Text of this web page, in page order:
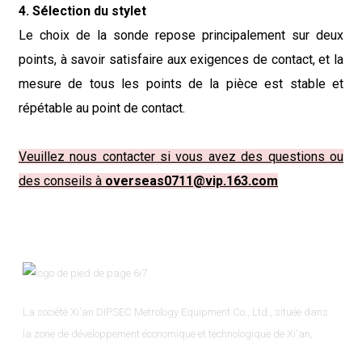
4. Sélection du stylet
Le choix de la sonde repose principalement sur deux
points, à savoir satisfaire aux exigences de contact, et la
mesure de tous les points de la pièce est stable et
répétable au point de contact.
Veuillez nous contacter si vous avez des questions ou
des conseils à overseas0711@vip.163.com
La société Xi'an DIPSEC Metrology Equipment Co., Ltd., située dans
la zone de développement économique et technologique de Xi'an,